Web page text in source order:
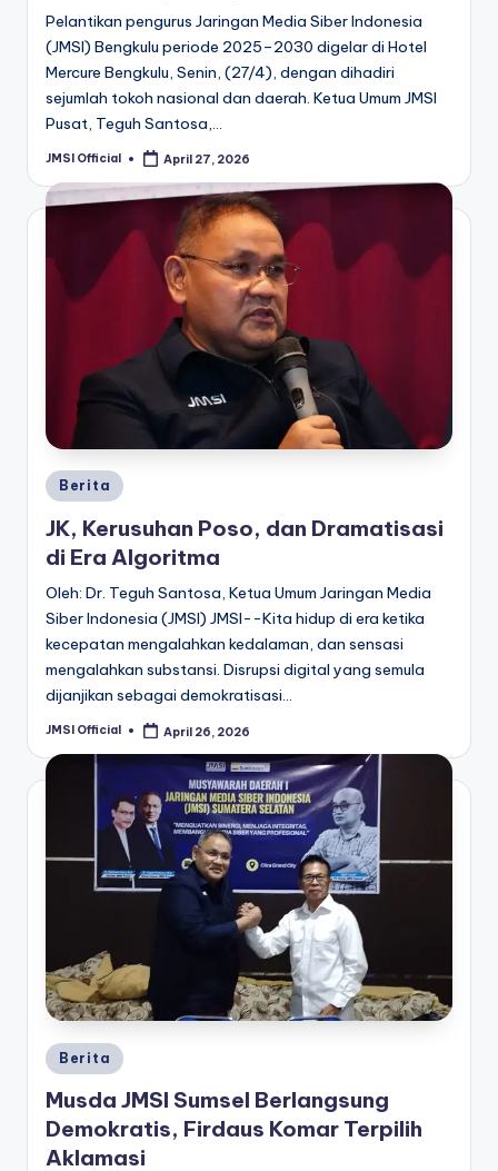
Pelantikan pengurus Jaringan Media Siber Indonesia
(JMSI) Bengkulu periode 2025–2030 digelar di Hotel
Mercure Bengkulu, Senin, (27/4), dengan dihadiri
sejumlah tokoh nasional dan daerah. Ketua Umum JMSI
Pusat, Teguh Santosa,…
JMSI Official April 27, 2026
Berita
JK, Kerusuhan Poso, dan Dramatisasi
di Era Algoritma
Oleh: Dr. Teguh Santosa, Ketua Umum Jaringan Media
Siber Indonesia (JMSI) JMSI--Kita hidup di era ketika
kecepatan mengalahkan kedalaman, dan sensasi
mengalahkan substansi. Disrupsi digital yang semula
dijanjikan sebagai demokratisasi…
JMSI Official April 26, 2026
Berita
Musda JMSI Sumsel Berlangsung
Demokratis, Firdaus Komar Terpilih
Aklamasi